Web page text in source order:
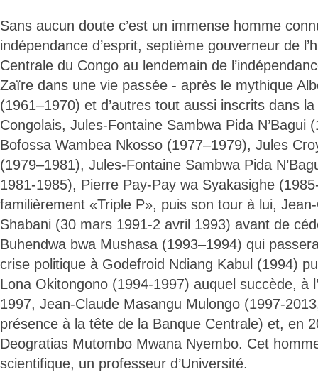
Sans aucun doute c’est un immense homme
indépendance d’esprit, septième gouverneur de
Centrale du Congo au lendemain de
Zaïre dans une vie passée - après le mythique
(1961–1970) et d’autres tout aussi inscrits dans
Congolais, Jules-Fontaine Sambwa Pida N’Bagui
Bofossa Wambea Nkosso (1977–1979), Jules
(1979–1981), Jules-Fontaine Sambwa Pida
1981-1985), Pierre Pay-Pay wa Syakasighe
familièrement «Triple P», puis son tour à lui,
Shabani (30 mars 1991-2 avril 1993) avant de
Buhendwa bwa Mushasa (1993–1994) qui
crise politique à Godefroid Ndiang Kabul (1994)
Lona Okitongono (1994-1997) auquel succède, à
1997, Jean-Claude Masangu Mulongo (1997-
présence à la tête de la Banque Centrale) et, en
Deogratias Mutombo Mwana Nyembo. Cet
scientifique, un professeur d’Université.